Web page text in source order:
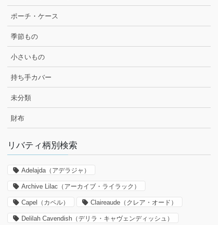
ポーチ・ケース
季節もの
小さいもの
持ち手カバー
未分類
財布
リバティ柄別検索
Adelajda（アデラジャ）
Archive Lilac（アーカイブ・ライラック）
Capel（カペル） Claireaude（クレア・オード）
Delilah Cavendish（デリラ・キャヴェンディッシュ）